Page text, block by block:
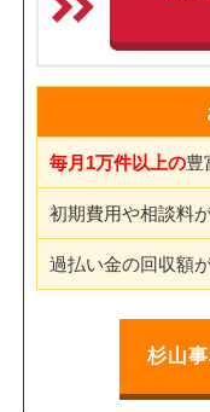
毎月1万件以上の豊
初期費用や相談料
過払い金の回収額
杉山